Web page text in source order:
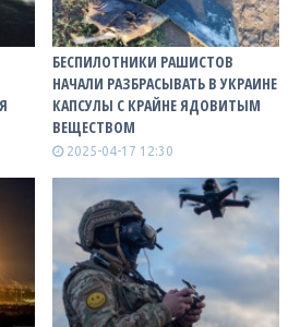
БЕСПИЛОТНИКИ РАШИСТОВ
НАЧАЛИ РАЗБРАСЫВАТЬ В УКРАИНЕ
КАПСУЛЫ С КРАЙНЕ ЯДОВИТЫМ
ВЕЩЕСТВОМ
2025-04-17 12:30